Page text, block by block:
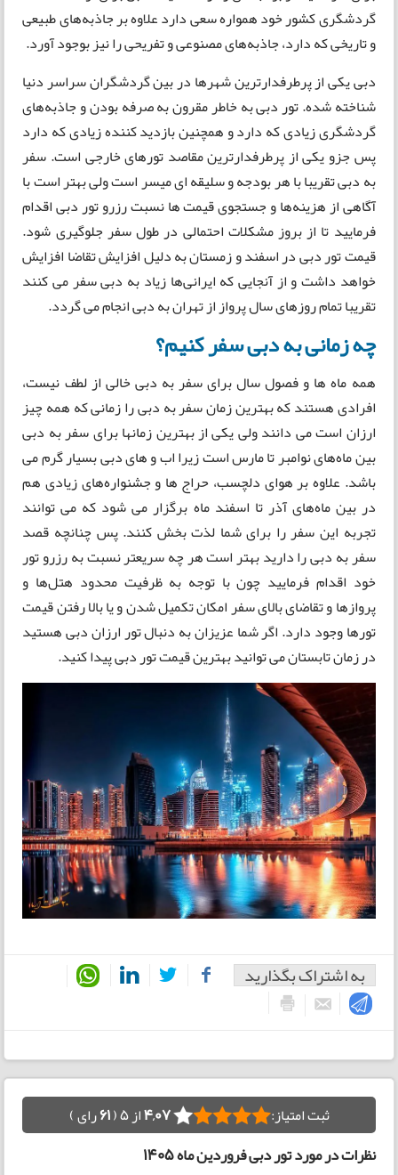
گردشگری کشور خود همواره سعی دارد علاوه بر جاذبه‌های طبیعی
و تاریخی که دارد، جاذبه‌های مصنوعی و تفریحی را نیز بوجود آورد.
دبی یکی از پرطرفدارترین شهرها در بین گردشگران سراسر دنیا
شناخته شده. تور دبی به خاطر مقرون به صرفه بودن و جاذبه‌های
گردشگری زیادی که دارد و همچنین بازدید کننده زیادی که دارد
پس جزو یکی از پرطرفدارترین مقاصد تورهای خارجی است. سفر
به دبی تقریبا با هر بودجه و سلیقه ای میسر است ولی بهتر است با
آگاهی از هزینه‌ها و جستجوی قیمت ها نسبت رزرو تور دبی اقدام
فرمایید تا از بروز مشکلات احتمالی در طول سفر جلوگیری شود.
قیمت تور دبی در اسفند و زمستان به دلیل افزایش تقاضا افزایش
خواهد داشت و از آنجایی که ایرانی‌ها زیاد به دبی سفر می کنند
تقریبا تمام روزهای سال پرواز از تهران به دبی انجام می گردد.
چه زمانی به دبی سفر کنیم؟
همه ماه ها و فصول سال برای سفر به دبی خالی از لطف نیست،
افرادی هستند که بهترین زمان سفر به دبی را زمانی که همه چیز
ارزان است می دانند ولی یکی از بهترین زمانها برای سفر به دبی
بین ماه‌های نوامبر تا مارس است زیرا اب و های دبی بسیار گرم می
باشد. علاوه بر هوای دلچسب، حراج ها و جشنواره‌های زیادی هم
در بین ماه‌های آذر تا اسفند ماه برگزار می شود که می توانند
تجربه این سفر را برای شما لذت بخش کنند. پس چنانچه قصد
سفر به دبی را دارید بهتر است هر چه سریعتر نسبت به رزرو تور
خود اقدام فرمایید چون با توجه به ظرفیت محدود هتل‌ها و
پروازها و تقاضای بالای سفر امکان تکمیل شدن و یا بالا رفتن قیمت
تورها وجود دارد. اگر شما عزیزان به دنبال تور ارزان دبی هستید
در زمان تابستان می توانید بهترین قیمت تور دبی پیدا کنید.
به اشتراک بگذارید
ثبت امتیاز: 4,07از 5 ( 61رای )
نظرات در مورد تور دبی فروردین ماه 1405